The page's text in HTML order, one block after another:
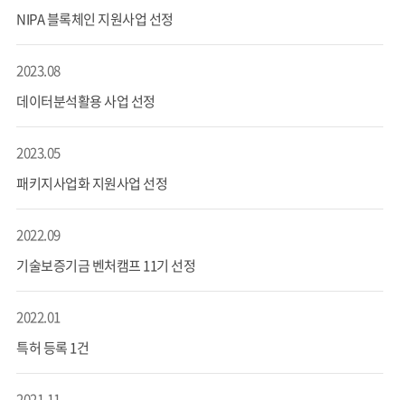
NIPA 블록체인 지원사업 선정
2023.08
데이터분석활용 사업 선정
2023.05
패키지사업화 지원사업 선정
2022.09
기술보증기금 벤처캠프 11기 선정
2022.01
특허 등록 1건